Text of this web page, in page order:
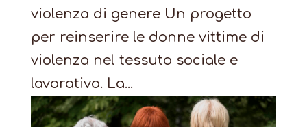
violenza di genere Un progetto
per reinserire le donne vittime di
violenza nel tessuto sociale e
lavorativo. La...